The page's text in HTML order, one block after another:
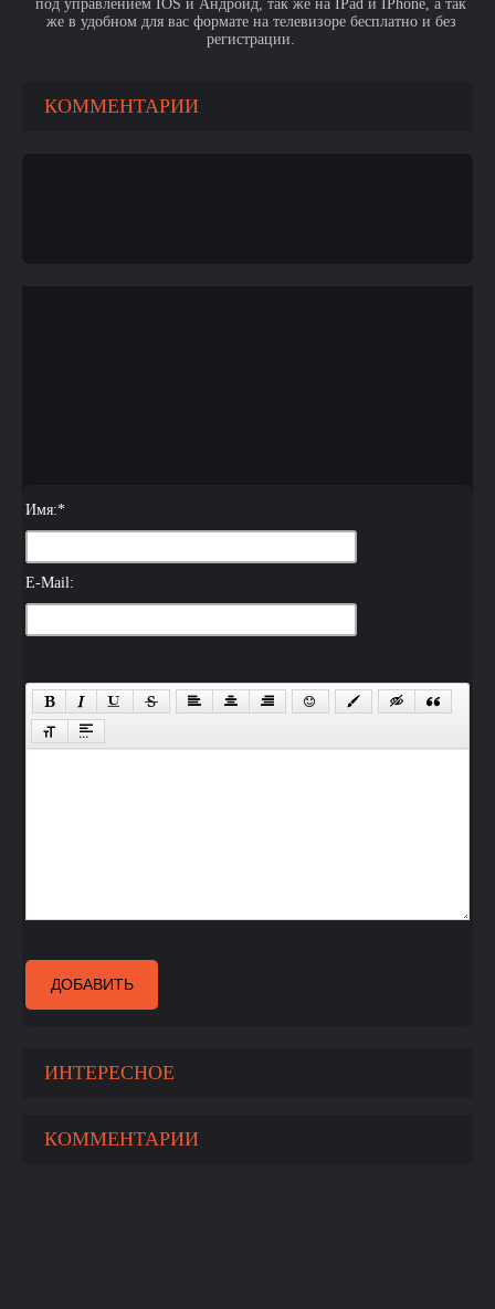
под управлением IOS и Андроид, так же на IPad и IPhone, а так
же в удобном для вас формате на телевизоре бесплатно и без
регистрации.
КОММЕНТАРИИ
Имя:*
E-Mail:
ДОБАВИТЬ
ИНТЕРЕСНОЕ
КОММЕНТАРИИ